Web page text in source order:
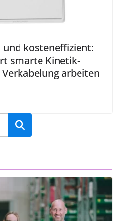
kosteneffizient:
smarte Kinetik-
arbeiten